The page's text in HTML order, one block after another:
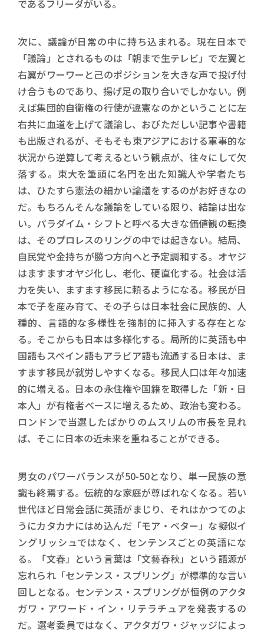
であるフリーダがいる。
次に、議論が日常の中に持ち込まれる。現在日本で
「議論」とされるものは「朝まで生テレビ」で左翼と
右翼がワーワーと己のポジションを大きな声で投げ付
け合うものであり、揚げ足の取り合いでしかない。例
えば集団的自衛権の行使が違憲なのかということに左
右共に血道を上げて議論し、おびただしい記事や書籍
も出版されるが、そもそも東アジアにおける軍事的な
状況から逆算して考えるという観点が、往々にして欠
落する。東大を筆頭に名門を出た知識人や学者たち
は、ひたすら憲法の細かい論議をするのがお好きなの
だ。もちろんそんな議論をしている限り、結論は出な
い。パラダイム・シフトと呼べる大きな価値観の転換
は、そのプロレスのリングの中では起きない。結局、
自民党や金持ちが勝つ方向へと予定調和する。オヤジ
はますますオヤジ化し、老化、硬直化する。社会は活
力を失い、ますます移民に頼るようになる。移民が日
本で子を産み育て、その子らは日本社会に民族的、人
種的、言語的な多様性を強制的に挿入する存在とな
る。そこからも日本は多様化する。局所的に英語も中
国語もスペイン語もアラビア語も流通する日本は、ま
すます移民が就労しやすくなる。移民人口は年々加速
的に増える。日本の永住権や国籍を取得した「新・日
本人」が有権者ベースに増えるため、政治も変わる。
ロンドンで当選したばかりのムスリムの市長を見れ
ば、そこに日本の近未来を重ねることができる。
男女のパワーバランスが50-50となり、単一民族の意
識も終焉する。伝統的な家庭が尊ばれなくなる。若い
世代ほど日常会話に英語がまじり、それはかつてのよ
うにカタカナにはめ込んだ「モア・ベター」な擬似イ
ングリッシュではなく、センテンスごとの英語にな
る。「文春」という言葉は「文藝春秋」という語源が
忘れられ「センテンス・スプリング」が標準的な言い
回しとなる。センテンス・スプリングが恒例のアクタ
ガワ・アワード・イン・リテラチュアを発表するの
だ。選考委員ではなく、アクタガワ・ジャッジによっ